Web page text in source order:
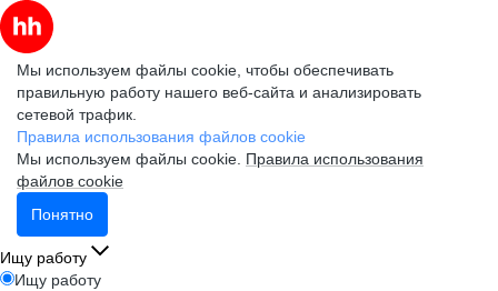
Мы используем файлы cookie, чтобы обеспечивать
правильную работу нашего веб-сайта и анализировать
сетевой трафик.
Правила использования файлов cookie
Мы используем файлы cookie. Правила использования
файлов cookie
Понятно
Ищу работу
Ищу работу